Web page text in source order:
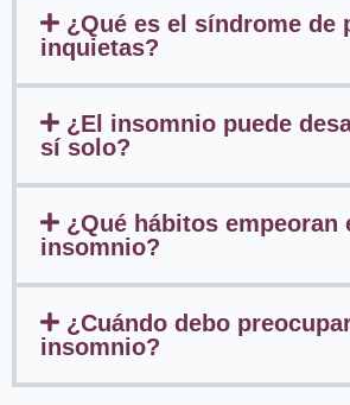
¿Qué es el síndrome de
inquietas?
¿El insomnio puede
sí solo?
¿Qué hábitos empeoran
insomnio?
¿Cuándo debo
insomnio?